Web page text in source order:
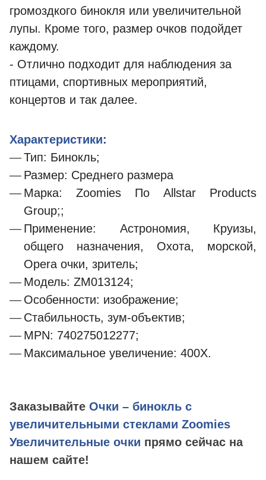
громоздкого бинокля или увеличительной
лупы. Кроме того, размер очков подойдет
каждому.
- Отлично подходит для наблюдения за
птицами, спортивных мероприятий,
концертов и так далее.
Характеристики:
Тип: Бинокль;
Размер: Среднего размера
Марка: Zoomies По Allstar Products
Group;;
Применение: Астрономия, Круизы,
общего назначения, Охота, морской,
Opera очки, зритель;
Модель: ZM013124;
Особенности: изображение;
Стабильность, зум-объектив;
MPN: 740275012277;
Максимальное увеличение: 400X.
Заказывайте Очки – бинокль с
увеличительными стеклами Zoomies
Увеличительные очки прямо сейчас на
нашем сайте!